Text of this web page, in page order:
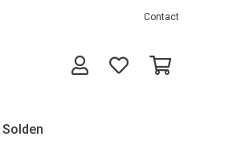
Contact
Solden